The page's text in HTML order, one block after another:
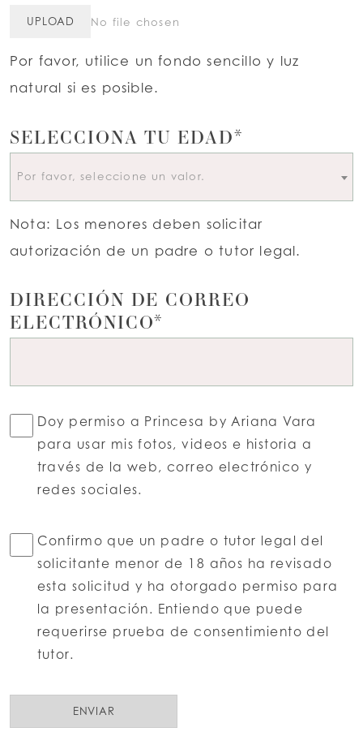
UPLOAD No file chosen
Por favor, utilice un fondo sencillo y luz
natural si es posible.
SELECCIONA TU EDAD*
Por favor, seleccione un valor.
Nota: Los menores deben solicitar
autorización de un padre o tutor legal.
DIRECCIÓN DE CORREO
ELECTRÓNICO*
Doy permiso a Princesa by Ariana Vara
para usar mis fotos, videos e historia a
través de la web, correo electrónico y
redes sociales.
Confirmo que un padre o tutor legal del
solicitante menor de 18 años ha revisado
esta solicitud y ha otorgado permiso para
la presentación. Entiendo que puede
requerirse prueba de consentimiento del
tutor.
ENVIAR